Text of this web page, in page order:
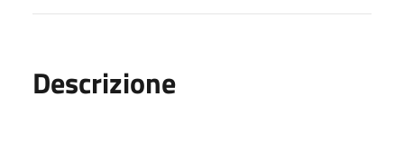
Descrizione